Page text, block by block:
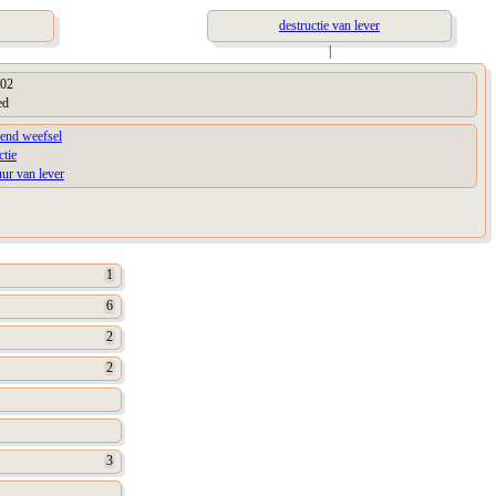
destructie van lever
|
weefsel
van lever
1
6
2
2
3